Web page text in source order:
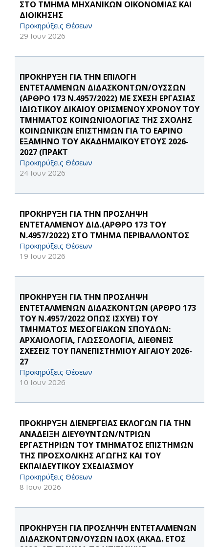
ΣΤΟ ΤΜΗΜΑ ΜΗΧΑΝΙΚΩΝ ΟΙΚΟΝΟΜΙΑΣ ΚΑΙ
ΔΙΟΙΚΗΣΗΣ
Προκηρύξεις Θέσεων
29 Ιουν 2026
ΠΡΟΚΗΡΥΞΗ ΓΙΑ ΤΗΝ ΕΠΙΛΟΓΗ
ΕΝΤΕΤΑΛΜΕΝΩΝ ΔΙΔΑΣΚΟΝΤΩΝ/ΟΥΣΣΩΝ
(ΑΡΘΡΟ 173 Ν.4957/2022) ΜΕ ΣΧΕΣΗ ΕΡΓΑΣΙΑΣ
ΙΔΙΩΤΙΚΟΥ ΔΙΚΑΙΟΥ ΟΡΙΣΜΕΝΟΥ ΧΡΟΝΟΥ ΤΟΥ
ΤΜΗΜΑΤΟΣ ΚΟΙΝΩΝΙΟΛΟΓΙΑΣ ΤΗΣ ΣΧΟΛΗΣ
ΚΟΙΝΩΝΙΚΩΝ ΕΠΙΣΤΗΜΩΝ ΓΙΑ ΤΟ ΕΑΡΙΝΟ
ΕΞΑΜΗΝΟ ΤΟΥ ΑΚΑΔΗΜΑΪΚΟΥ ΕΤΟΥΣ 2026-
2027 (ΠΡΑΚΤ
Προκηρύξεις Θέσεων
24 Ιουν 2026
ΠΡΟΚΗΡΥΞΗ ΓΙΑ ΤΗΝ ΠΡΟΣΛΗΨΗ
ΕΝΤΕΤΑΛΜΕΝΟΥ ΔΙΔ.(ΑΡΘΡΟ 173 ΤΟΥ
Ν.4957/2022) ΣΤΟ ΤΜΗΜΑ ΠΕΡΙΒΑΛΛΟΝΤΟΣ
Προκηρύξεις Θέσεων
19 Ιουν 2026
ΠΡΟΚΗΡΥΞΗ ΓΙΑ ΤΗΝ ΠΡΟΣΛΗΨΗ
ΕΝΤΕΤΑΛΜΕΝΩΝ ΔΙΔΑΣΚΟΝΤΩΝ (ΑΡΘΡΟ 173
ΤΟΥ Ν.4957/2022 ΟΠΩΣ ΙΣΧΥΕΙ) ΤΟΥ
ΤΜΗΜΑΤΟΣ ΜΕΣΟΓΕΙΑΚΩΝ ΣΠΟΥΔΩΝ:
ΑΡΧΑΙΟΛΟΓΙΑ, ΓΛΩΣΣΟΛΟΓΙΑ, ΔΙΕΘΝΕΙΣ
ΣΧΕΣΕΙΣ ΤΟΥ ΠΑΝΕΠΙΣΤΗΜΙΟΥ ΑΙΓΑΙΟΥ 2026-
27
Προκηρύξεις Θέσεων
10 Ιουν 2026
ΠΡΟΚΗΡΥΞΗ ΔΙΕΝΕΡΓΕΙΑΣ ΕΚΛΟΓΩΝ ΓΙΑ ΤΗΝ
ΑΝΑΔΕΙΞΗ ΔΙΕΥΘΥΝΤΩΝ/ΝΤΡΙΩΝ
ΕΡΓΑΣΤΗΡΙΩΝ ΤΟΥ ΤΜΗΜΑΤΟΣ ΕΠΙΣΤΗΜΩΝ
ΤΗΣ ΠΡΟΣΧΟΛΙΚΗΣ ΑΓΩΓΗΣ ΚΑΙ ΤΟΥ
ΕΚΠΑΙΔΕΥΤΙΚΟΥ ΣΧΕΔΙΑΣΜΟΥ
Προκηρύξεις Θέσεων
8 Ιουν 2026
ΠΡΟΚΗΡΥΞΗ ΓΙΑ ΠΡΟΣΛΗΨΗ ΕΝΤΕΤΑΛΜΕΝΩΝ
ΔΙΔΑΣΚΟΝΤΩΝ/ΟΥΣΩΝ ΙΔΟΧ (ΑΚΑΔ. ΕΤΟΣ